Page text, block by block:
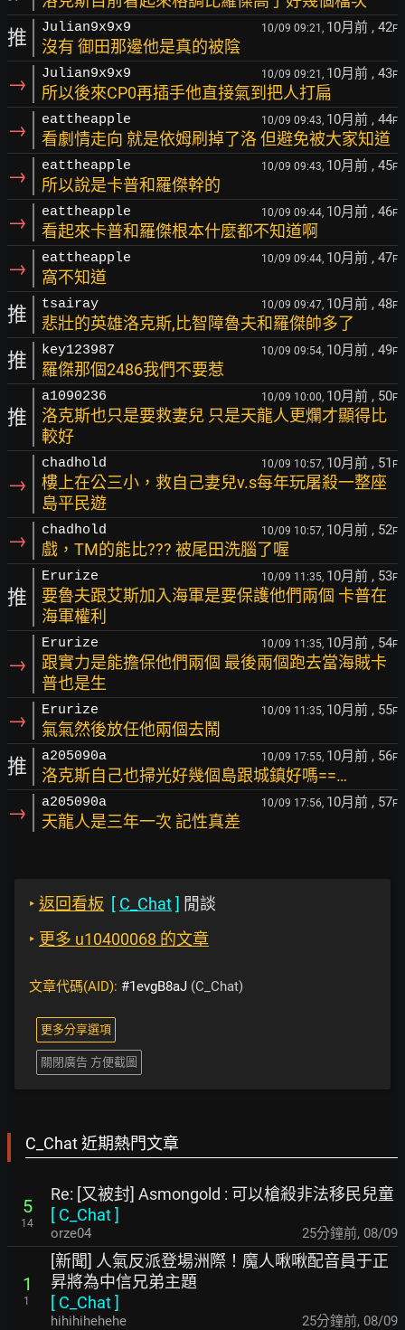
推 Julian9x9x9 10/09 09:21, 10月前 , 42F
沒有 御田那邊他是真的被陰
→ Julian9x9x9 10/09 09:21, 10月前 , 43F
所以後來CP0再插手他直接氣到把人打扁
→ eattheapple 10/09 09:43, 10月前 , 44F
看劇情走向 就是依姆刷掉了洛 但避免被大家知道
→ eattheapple 10/09 09:43, 10月前 , 45F
所以說是卡普和羅傑幹的
→ eattheapple 10/09 09:44, 10月前 , 46F
看起來卡普和羅傑根本什麼都不知道啊
→ eattheapple 10/09 09:44, 10月前 , 47F
窩不知道
推 tsairay 10/09 09:47, 10月前 , 48F
悲壯的英雄洛克斯,比智障魯夫和羅傑帥多了
推 key123987 10/09 09:54, 10月前 , 49F
羅傑那個2486我們不要惹
推
a1090236 10/09 10:00, 10月前 , 50F
洛克斯也只是要救妻兒 只是天龍人更爛才顯得比
較好
→
chadhold 10/09 10:57, 10月前 , 51 F
樓上在公三小，救自己妻兒v.s每年玩屠殺一整座
島平民遊
→ chadhold 10/09 10:57, 10月前 , 52F
戲，TM的能比??? 被尾田洗腦了喔
推
Erurize 10/09 11:35, 10月前 , 53F
要魯夫跟艾斯加入海軍是要保護他們兩個 卡普在
海軍權利
→
Erurize 10/09 11:35, 10月前 , 54F
跟實力是能擔保他們兩個 最後兩個跑去當海賊卡
普也是生
→ Erurize 10/09 11:35, 10月前 , 55F
氣氣然後放任他兩個去鬧
推 a205090a 10/09 17:55, 10月前 , 56F
洛克斯自己也掃光好幾個島跟城鎮好嗎==…
→ a205090a 10/09 17:56, 10月前 , 57F
天龍人是三年一次 記性真差
‣ 返回看板 [ C_Chat] 閒談
‣ 更多 u10400068 的文章
文章代碼(AID): #1evgB8aJ (C_Chat)
更多分享選項
關閉廣告 方便截圖
C_Chat 近期熱門文章
5
14
Re: [又被封] Asmongold : 可以槍殺非法移民兒童
[ C_Chat]
orze04 25分鐘前, 08/09
1
1
[新聞] 人氣反派登場洲際！魔人啾啾配音員于正
昇將為中信兄弟主題
[ C_Chat]
hihihihehehe 25分鐘前, 08/09